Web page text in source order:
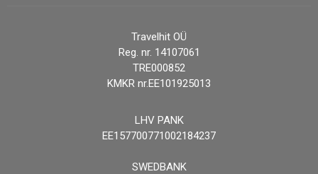
Travelhit OÜ
Reg. nr. 14107061
TRE000852
KMKR nr.EE101925013
LHV PANK
EE157700771002184237
SWEDBANK